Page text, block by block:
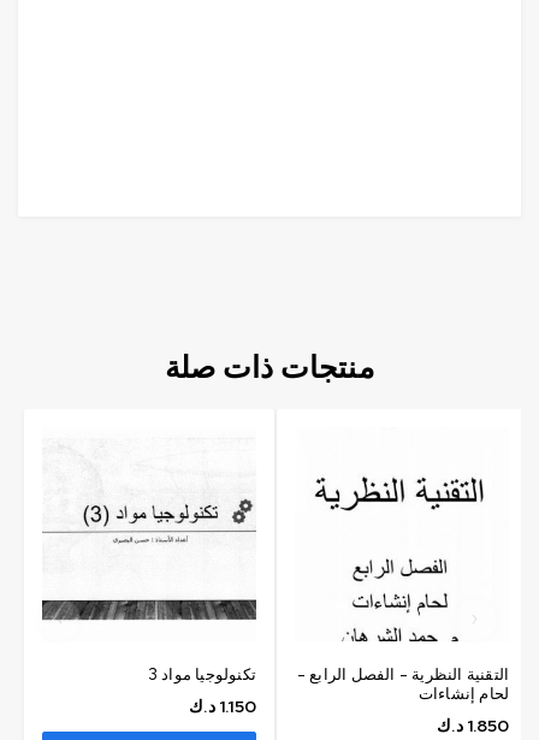
منتجات ذات صلة
التقنية النظرية - الفصل الرابع -
لحام إنشاءات
1.850 د.ك
تكنولوجيا مواد 3
1.150 د.ك